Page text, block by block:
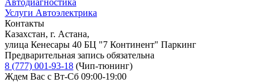
Услуги Автоэлектрика
Контакты
Казахстан, г. Астана,
улица Кенесары 40 БЦ "7 Континент" Паркинг
Предварительная запись обязательна
8 (777) 001-93-18 (Чип-тюнинг)
Ждем Вас с Вт-Сб 09:00-19:00